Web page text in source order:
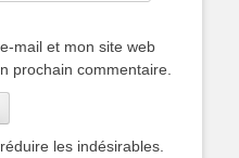
mail et mon site web
prochain commentaire.
les indésirables.